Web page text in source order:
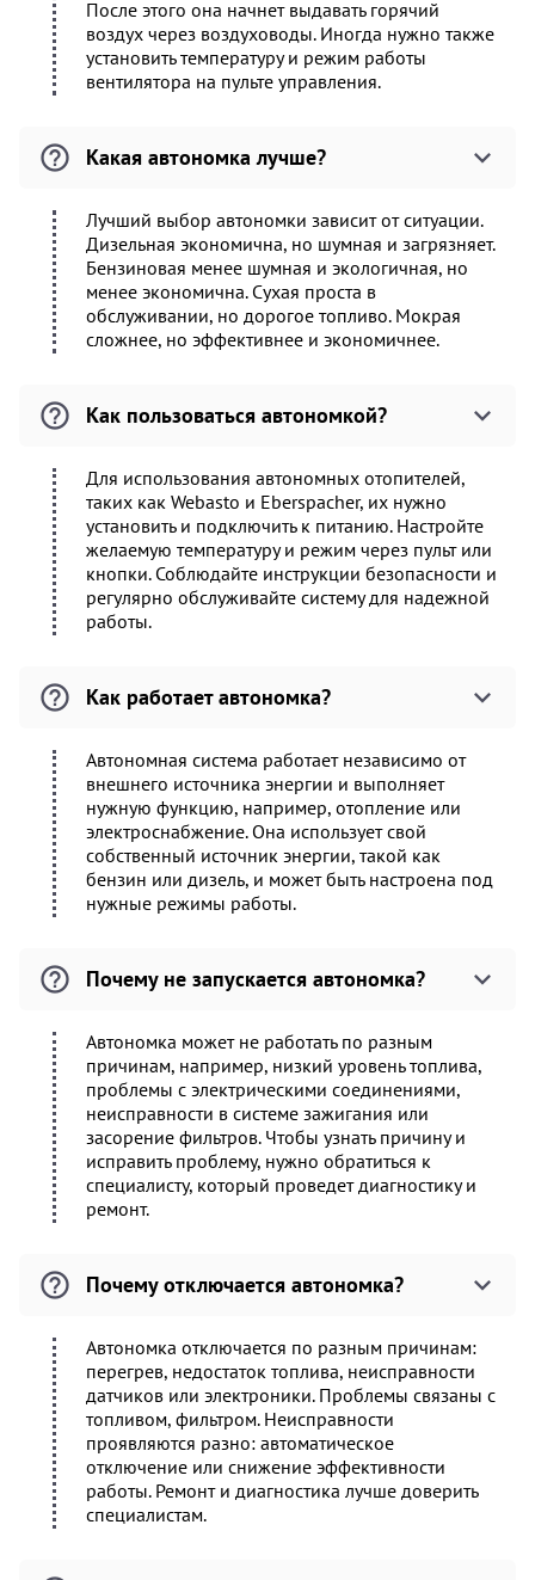
После этого она начнет выдавать горячий
воздух через воздуховоды. Иногда нужно также
установить температуру и режим работы
вентилятора на пульте управления.
Какая автономка лучше?
Лучший выбор автономки зависит от ситуации.
Дизельная экономична, но шумная и загрязняет.
Бензиновая менее шумная и экологичная, но
менее экономична. Сухая проста в
обслуживании, но дорогое топливо. Мокрая
сложнее, но эффективнее и экономичнее.
Как пользоваться автономкой?
Для использования автономных отопителей,
таких как Webasto и Eberspacher, их нужно
установить и подключить к питанию. Настройте
желаемую температуру и режим через пульт или
кнопки. Соблюдайте инструкции безопасности и
регулярно обслуживайте систему для надежной
работы.
Как работает автономка?
Автономная система работает независимо от
внешнего источника энергии и выполняет
нужную функцию, например, отопление или
электроснабжение. Она использует свой
собственный источник энергии, такой как
бензин или дизель, и может быть настроена под
нужные режимы работы.
Почему не запускается автономка?
Автономка может не работать по разным
причинам, например, низкий уровень топлива,
проблемы с электрическими соединениями,
неисправности в системе зажигания или
засорение фильтров. Чтобы узнать причину и
исправить проблему, нужно обратиться к
специалисту, который проведет диагностику и
ремонт.
Почему отключается автономка?
Автономка отключается по разным причинам:
перегрев, недостаток топлива, неисправности
датчиков или электроники. Проблемы связаны с
топливом, фильтром. Неисправности
проявляются разно: автоматическое
отключение или снижение эффективности
работы. Ремонт и диагностика лучше доверить
специалистам.